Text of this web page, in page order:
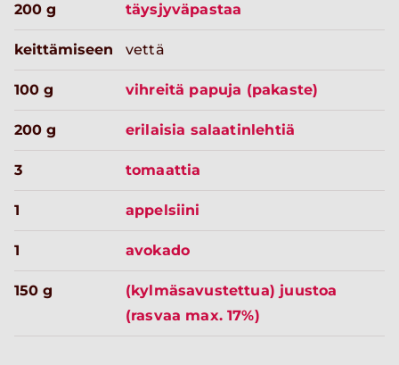
200 g täysjyväpastaa
keittämiseen vettä
100 g vihreitä papuja (pakaste)
200 g erilaisia salaatinlehtiä
3 tomaattia
1 appelsiini
1 avokado
150 g
(kylmäsavustettua) juustoa
(rasvaa max. 17%)